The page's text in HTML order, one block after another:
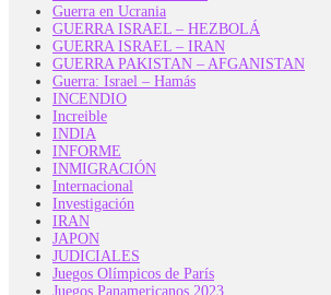
Guerra en Ucrania
GUERRA ISRAEL – HEZBOLÁ
GUERRA ISRAEL – IRAN
GUERRA PAKISTAN – AFGANISTAN
Guerra: Israel – Hamás
INCENDIO
Increible
INDIA
INFORME
INMIGRACIÓN
Internacional
Investigación
IRAN
JAPON
JUDICIALES
Juegos Olímpicos de París
Juegos Panamericanos 2023